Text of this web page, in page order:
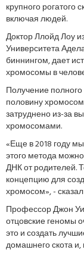
крупного рогатого
включая людей.
Доктор Ллойд Лоу
Университета
биннингом, дает
хромосомы в
Получение
половину
затруднено из-за
хромосомами.
«Еще в 2018 году
этого метода
ДНК от родителей.
концепцию для
хромосом», -
Профессор Джон
отцовские геномы
это и создать
домашнего скота